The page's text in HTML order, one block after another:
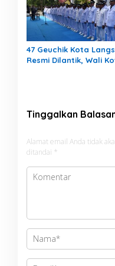
47 Geuchik Kota
Resmi Dilantik, Wali
Tinggalkan
Alamat email Anda tidak
ditandai *